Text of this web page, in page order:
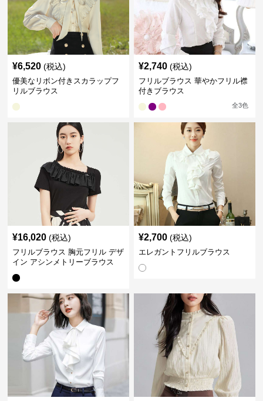
¥6,520 (税込)
優美なリボン付きスカラップフ
リルブラウス
¥2,740 (税込)
フリルブラウス 華やかフリル襟
付きブラウス
全3色
¥16,020 (税込)
フリルブラウス 胸元フリル デザ
イン アシンメトリーブラウス
¥2,700 (税込)
エレガントフリルブラウス